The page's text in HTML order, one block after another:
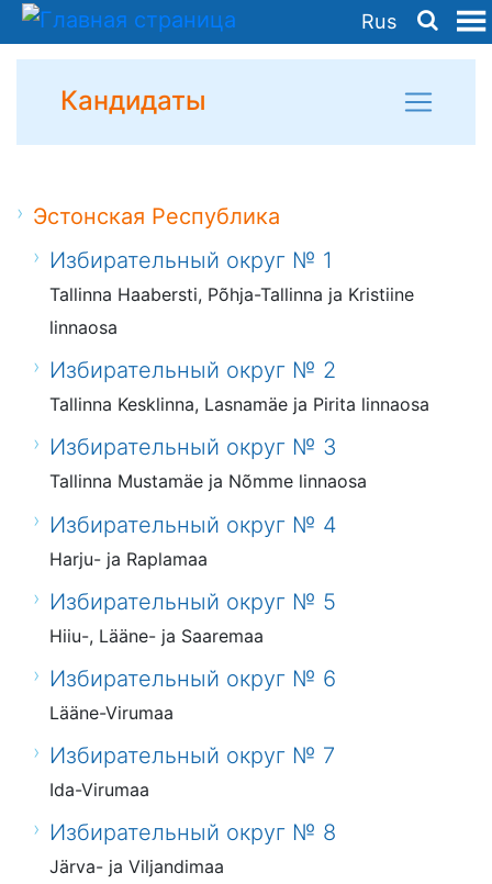
Rus
Кандидаты
Эстонская Республика
Избирательный округ № 1
Tallinna Haabersti, Põhja-Tallinna ja Kristiine
linnaosa
Избирательный округ № 2
Tallinna Kesklinna, Lasnamäe ja Pirita linnaosa
Избирательный округ № 3
Tallinna Mustamäe ja Nõmme linnaosa
Избирательный округ № 4
Harju- ja Raplamaa
Избирательный округ № 5
Hiiu-, Lääne- ja Saaremaa
Избирательный округ № 6
Lääne-Virumaa
Избирательный округ № 7
Ida-Virumaa
Избирательный округ № 8
Järva- ja Viljandimaa